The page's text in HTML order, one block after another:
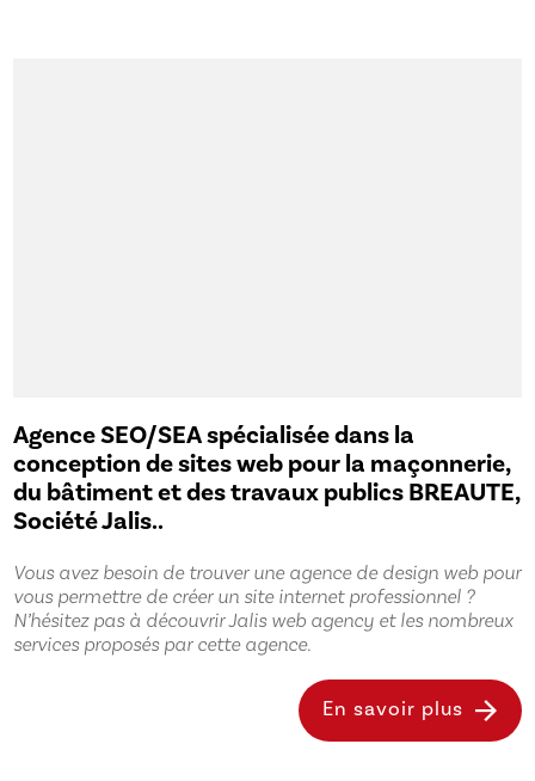
Agence SEO/SEA spécialisée dans la
conception de sites web pour la maçonnerie,
du bâtiment et des travaux publics BREAUTE,
Société Jalis..
Vous avez besoin de trouver une agence de design web pour
vous permettre de créer un site internet professionnel ?
N’hésitez pas à découvrir Jalis web agency et les nombreux
services proposés par cette agence.
En savoir plus